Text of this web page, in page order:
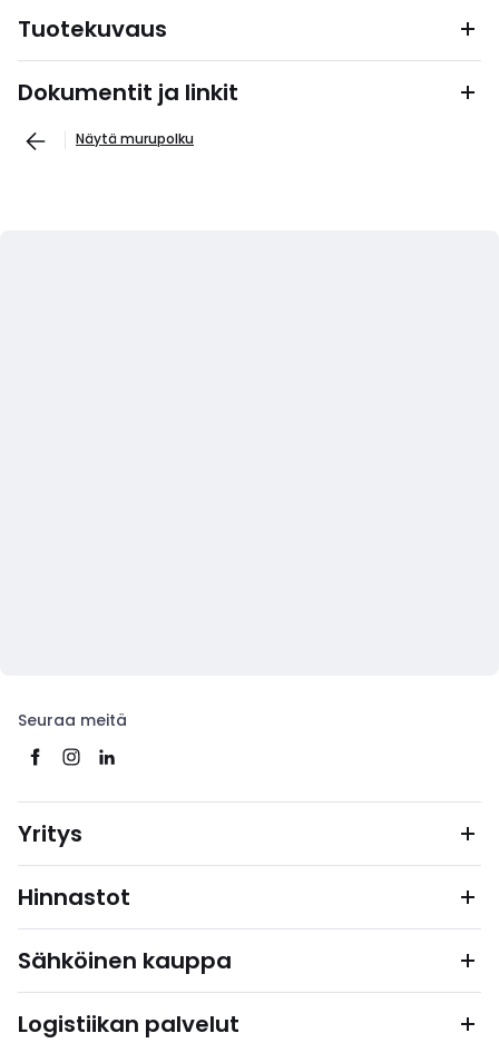
Tuotekuvaus
Dokumentit ja linkit
Näytä murupolku
Seuraa meitä
Yritys
Hinnastot
Sähköinen kauppa
Logistiikan palvelut